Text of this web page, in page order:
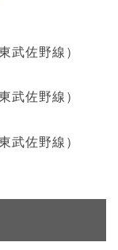
東武佐野線）
東武佐野線）
東武佐野線）